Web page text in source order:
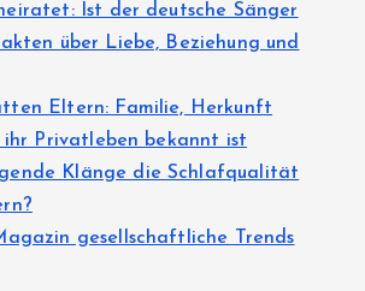
Ist der deutsche Sänger
über Liebe, Beziehung und
Eltern: Familie, Herkunft
ihr Privatleben bekannt ist
Klänge die Schlafqualität
gesellschaftliche Trends